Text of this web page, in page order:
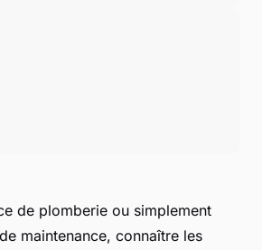
de plomberie ou simplement
maintenance, connaître les